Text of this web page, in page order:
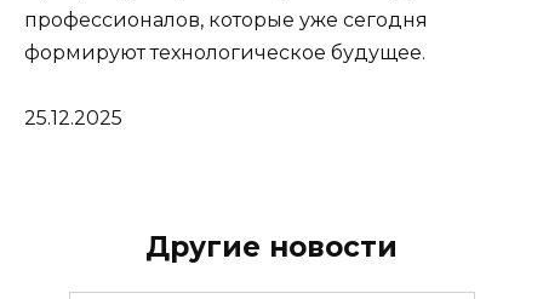
профессионалов, которые уже сегодня
формируют технологическое будущее.
25.12.2025
Другие новости